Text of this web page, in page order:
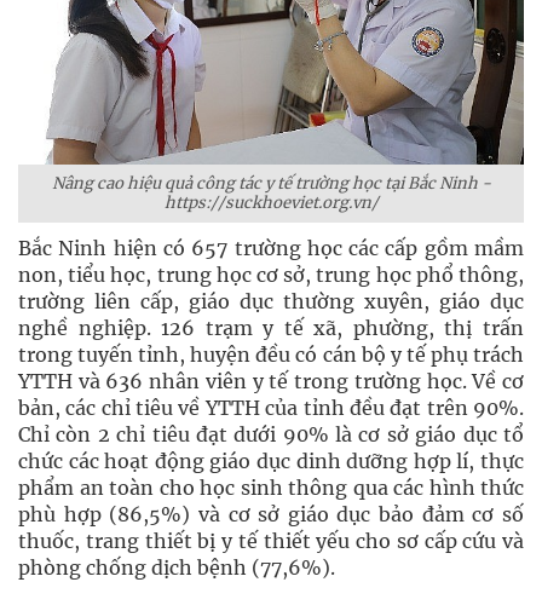
Nâng cao hiệu quả công tác y tế trường học tại Bắc Ninh -
https://suckhoeviet.org.vn/
Bắc Ninh hiện có 657 trường học các cấp gồm mầm
non, tiểu học, trung học cơ sở, trung học phổ thông,
trường liên cấp, giáo dục thường xuyên, giáo dục
nghề nghiệp. 126 trạm y tế xã, phường, thị trấn
trong tuyến tỉnh, huyện đều có cán bộ y tế phụ trách
YTTH và 636 nhân viên y tế trong trường học. Về cơ
bản, các chỉ tiêu về YTTH của tỉnh đều đạt trên 90%.
Chỉ còn 2 chỉ tiêu đạt dưới 90% là cơ sở giáo dục tổ
chức các hoạt động giáo dục dinh dưỡng hợp lí, thực
phẩm an toàn cho học sinh thông qua các hình thức
phù hợp (86,5%) và cơ sở giáo dục bảo đảm cơ số
thuốc, trang thiết bị y tế thiết yếu cho sơ cấp cứu và
phòng chống dịch bệnh (77,6%).